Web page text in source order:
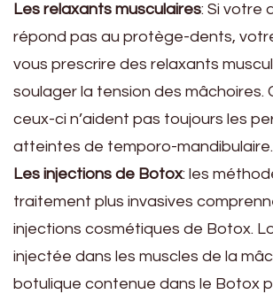
Les relaxants musculaires: Si votre
répond pas au protège-dents,
vous prescrire des relaxants
soulager la tension des mâchoires.
ceux-ci n’aident pas toujours les
atteintes de temporo-mandibulaire.
Les injections de Botox: les
traitement plus invasives
injections cosmétiques de Botox.
injectée dans les muscles de la
botulique contenue dans le Botox